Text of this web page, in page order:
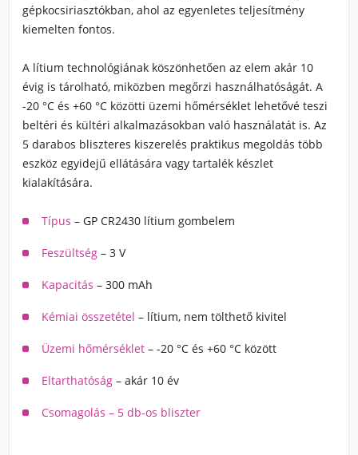
gépkocsiriasztókban, ahol az egyenletes teljesítmény
kiemelten fontos.
A lítium technológiának köszönhetően az elem akár 10
évig is tárolható, miközben megőrzi használhatóságát. A
-20 °C és +60 °C közötti üzemi hőmérséklet lehetővé teszi
beltéri és kültéri alkalmazásokban való használatát is. Az
5 darabos bliszteres kiszerelés praktikus megoldás több
eszköz egyidejű ellátására vagy tartalék készlet
kialakítására.
Típus – GP CR2430 lítium gombelem
Feszültség – 3 V
Kapacitás – 300 mAh
Kémiai összetétel – lítium, nem tölthető kivitel
Üzemi hőmérséklet – -20 °C és +60 °C között
Eltarthatóság – akár 10 év
Csomagolás – 5 db-os bliszter